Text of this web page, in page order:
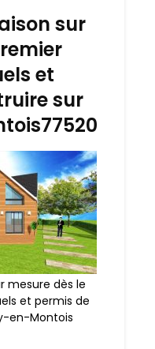
sur
et
sur
mesure dès le
et permis de
en-Montois